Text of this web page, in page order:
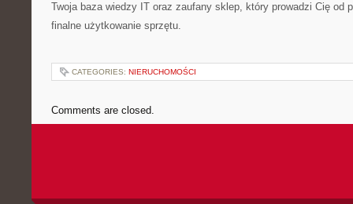
Twoja baza wiedzy IT oraz zaufany sklep, który prowadzi Cię od
finalne użytkowanie sprzętu.
CATEGORIES: NIERUCHOMOŚCI
Comments are closed.